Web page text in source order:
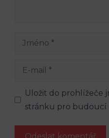
Jméno
Uložit do prohlížeče
stránku pro budoucí